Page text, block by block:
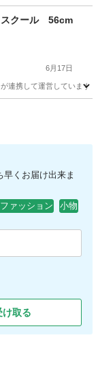
クール 56cm
6月17日
が連携して運営してい
くお届け出来ま
ァッション 小物
け取る